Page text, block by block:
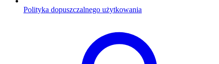
Polityka dopuszczalnego użytkowania